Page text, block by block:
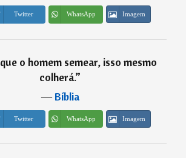
Twitter WhatsApp Imagem
o homem semear, isso mesmo
colherá.”
―Bíblia
Twitter WhatsApp Imagem